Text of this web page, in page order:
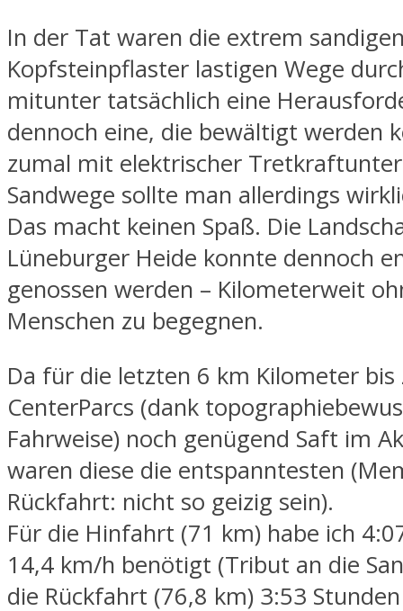
In der Tat waren die extrem
Kopfsteinpflaster lastigen Wege
mitunter tatsächlich eine
dennoch eine, die bewältigt werden
zumal mit elektrischer
Sandwege sollte man allerdings
Das macht keinen Spaß. Die
Lüneburger Heide konnte dennoch
genossen werden – Kilometerweit
Menschen zu begegnen.
Da für die letzten 6 km Kilometer bis
CenterParcs (dank
Fahrweise) noch genügend Saft im
waren diese die entspanntesten
Rückfahrt: nicht so geizig sein).
Für die Hinfahrt (71 km) habe ich
14,4 km/h benötigt (Tribut an die
die Rückfahrt (76,8 km) 3:53